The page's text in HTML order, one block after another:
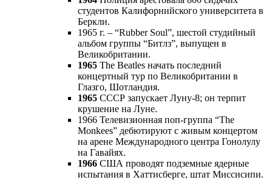
студентов Калифорнийского университета в
Беркли.
1965 г. – “Rubber Soul”, шестой студийный
альбом группы “Битлз”, выпущен в
Великобритании.
1965 The Beatles начать последний
концертный тур по Великобритании в
Глазго, Шотландия.
1965 СССР запускает Луну-8; он терпит
крушение на Луне.
1966 Телевизионная поп-группа “The
Monkees” дебютируют с живым концертом
на арене Международного центра Гонолулу
на Гавайях.
1966 США проводят подземные ядерные
испытания в Хаттисберге, штат Миссисипи.